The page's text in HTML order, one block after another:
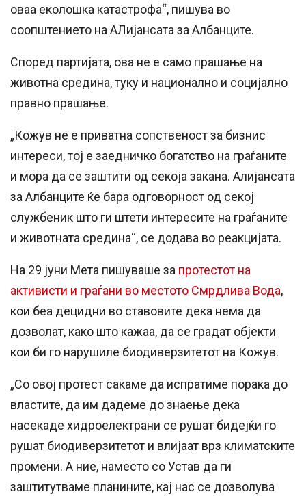
оваа еколошка катастрофа“, пишува во
соопштението на АЛијансата за Албанците.
Според партијата, ова не е само прашање на
животна средина, туку и национално и социјално
правно прашање.
„Кожув не е приватна сопственост за бизнис
интереси, тој е заедничко богатство на граѓаните
и мора да се заштити од секоја закана. Алијансата
за Албанците ќе бара одговорност од секој
службеник што ги штети интересите на граѓаните
и животната средина“, се додава во реакцијата.
На 29 јуни Мета пишуваше за протестот на
активисти и граѓани во местото Смрдлива Вода,
кои беа децидни во ставовите дека нема да
дозволат, како што кажаа, да се градат објекти
кои би го нарушиле биодиверзитетот на Кожув.
„Со овој протест сакаме да испратиме порака до
властите, да им дадеме до знаење дека
насекаде хидроелектрани се рушат бидејќи го
рушат биодиверзитетот и влијаат врз климатските
промени. А ние, наместо со Устав да ги
заштитутваме планините, кај нас се дозволува